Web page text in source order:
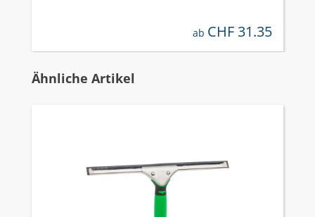
regulärer preis:
ab CHF 31.35
Produktgalerie überspringen
Ähnliche Artikel